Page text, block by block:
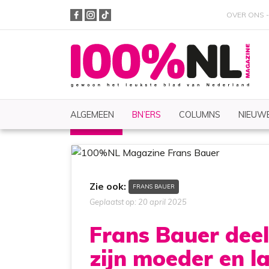
OVER ONS
ALGEMEEN BN’ERS COLUMNS
Zoeken
Zie ook: FRANS BAUER
Geplaatst op: 20 april 2025
Frans Bauer
zijn moeder en